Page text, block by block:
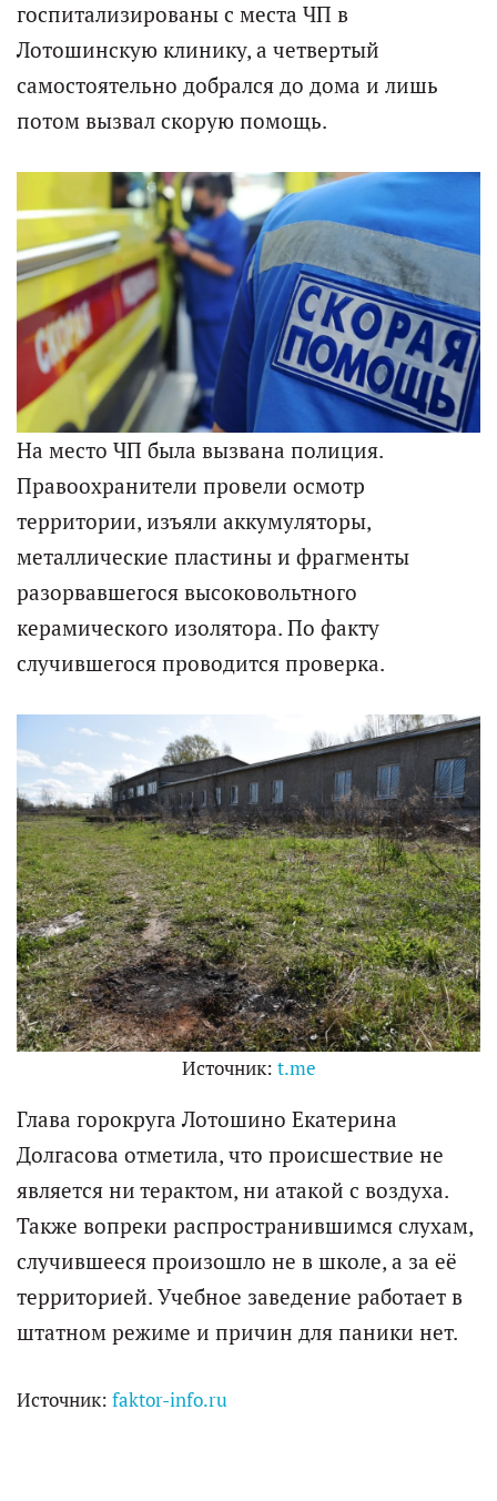
госпитализированы с места ЧП в
Лотошинскую клинику, а четвертый
самостоятельно добрался до дома и лишь
потом вызвал скорую помощь.
На место ЧП была вызвана полиция.
Правоохранители провели осмотр
территории, изъяли аккумуляторы,
металлические пластины и фрагменты
разорвавшегося высоковольтного
керамического изолятора. По факту
случившегося проводится проверка.
Источник: t.me
Глава горокруга Лотошино Екатерина
Долгасова отметила, что происшествие не
является ни терактом, ни атакой с воздуха.
Также вопреки распространившимся слухам,
случившееся произошло не в школе, а за её
территорией. Учебное заведение работает в
штатном режиме и причин для паники нет.
Источник: faktor-info.ru